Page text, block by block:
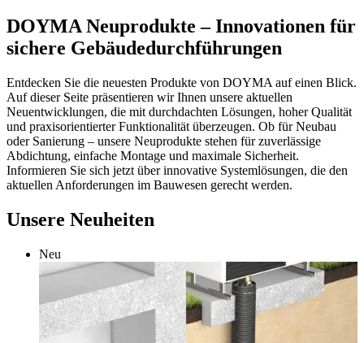
DOYMA Neuprodukte – Innovationen für
sichere Gebäudedurchführungen
Entdecken Sie die neuesten Produkte von DOYMA auf einen Blick.
Auf dieser Seite präsentieren wir Ihnen unsere aktuellen
Neuentwicklungen, die mit durchdachten Lösungen, hoher Qualität
und praxisorientierter Funktionalität überzeugen. Ob für Neubau
oder Sanierung – unsere Neuprodukte stehen für zuverlässige
Abdichtung, einfache Montage und maximale Sicherheit.
Informieren Sie sich jetzt über innovative Systemlösungen, die den
aktuellen Anforderungen im Bauwesen gerecht werden.
Unsere Neuheiten
Neu